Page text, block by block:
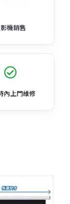
機銷售
內上門維修